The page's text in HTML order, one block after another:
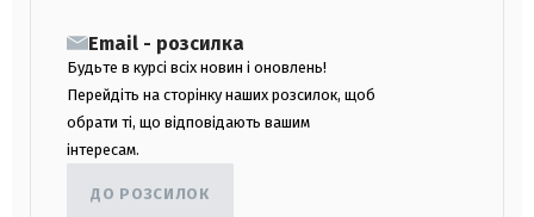
Email - розсилка
Будьте в курсі всіх новин і оновлень!
Перейдіть на сторінку наших розсилок, щоб
обрати ті, що відповідають вашим
інтересам.
ДО РОЗСИЛОК